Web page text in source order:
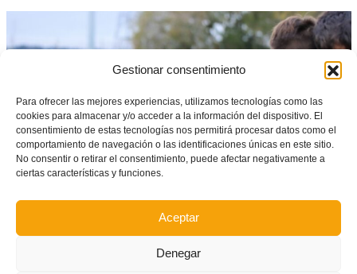
Gestionar consentimiento
Para ofrecer las mejores experiencias, utilizamos tecnologías como las
cookies para almacenar y/o acceder a la información del dispositivo. El
consentimiento de estas tecnologías nos permitirá procesar datos como el
comportamiento de navegación o las identificaciones únicas en este sitio.
No consentir o retirar el consentimiento, puede afectar negativamente a
ciertas características y funciones.
Aceptar
Denegar
Patilla celebra el segundo gol de la Selecció Valeciana.